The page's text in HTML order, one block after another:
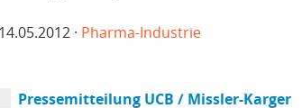
· Pharma-Industrie
Pressemitteilung UCB / Missler-Karger